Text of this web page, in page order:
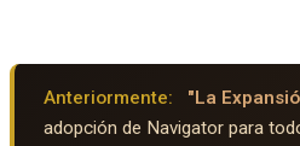
Anteriormente: "La
adopción de Navigator para